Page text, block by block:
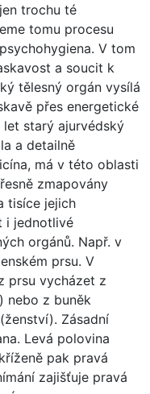
trochu té
tomu procesu
V tom
a soucit k
tělesný orgán vysílá
přes energetické
starý ajurvédský
a detailně
má v této oblasti
zmapovány
tisíce jejich
i jednotlivé
orgánů. Např. v
prsu. V
prsu vycházet z
nebo z buněk
Zásadní
Levá polovina
pak pravá
zajišťuje pravá